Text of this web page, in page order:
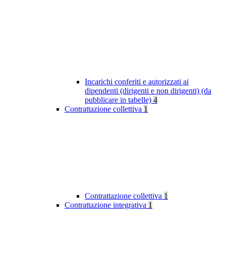
Incarichi conferiti e autorizzati ai
dipendenti (dirigenti e non dirigenti) (da
pubblicare in tabelle) 4
Contrattazione collettiva 1
Contrattazione collettiva 1
Contrattazione integrativa 1